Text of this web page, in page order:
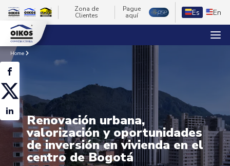
Zona de
Clientes
Pague
aquí
Es En
Home
Renovación urbana,
valorización y oportunidades
de inversión en vivienda en el
centro de Bogotá